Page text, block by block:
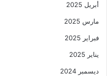
أبريل 2025
مارس 2025
فبراير 2025
يناير 2025
ديسمبر 2024